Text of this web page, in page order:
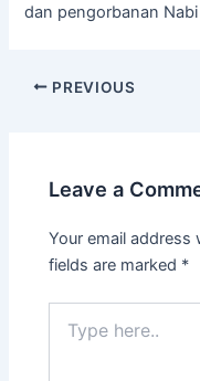
dan pengorbanan
PREVIOUS
Leave a
Your email address
fields are marked *
here..